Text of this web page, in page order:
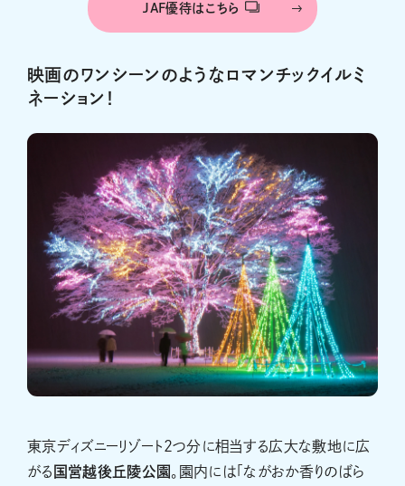
JAF優待はこちら
映画のワンシーンのようなロマンチックイルミ
ネーション！
東京ディズニーリゾート2つ分に相当する広大な敷地に広
がる 国営越後丘陵公園 。園内には「ながおか香りのばら